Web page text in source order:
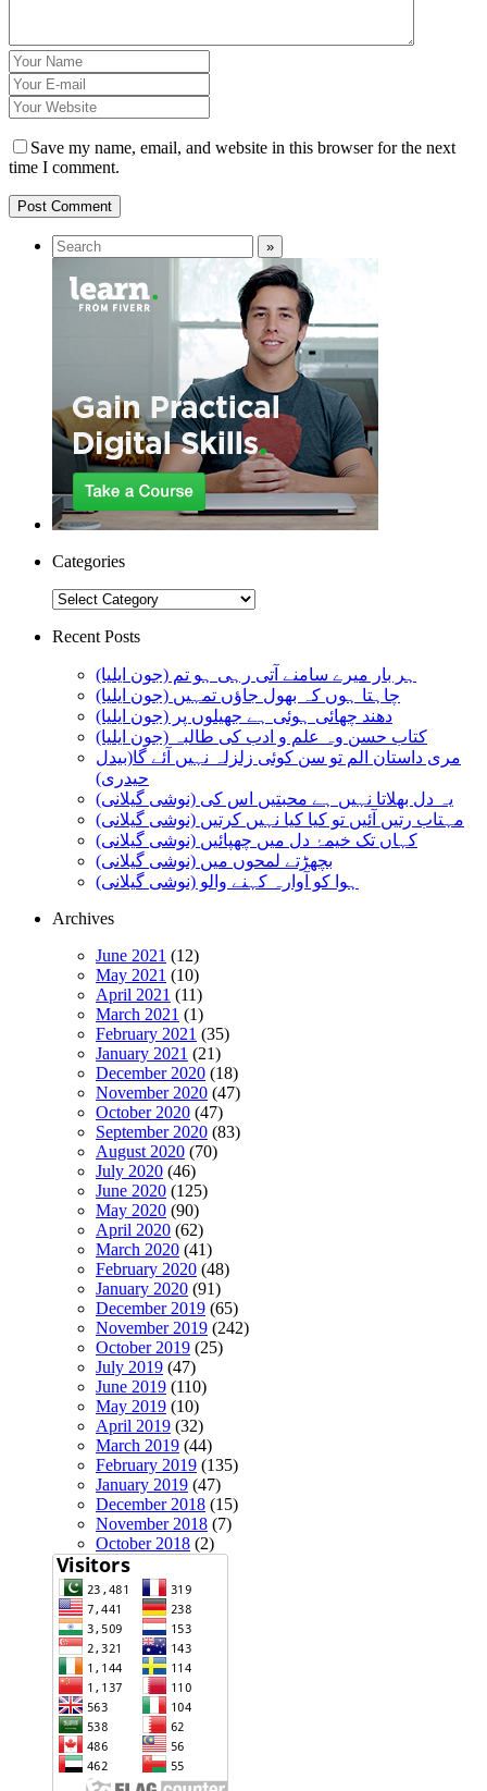
Save my name, email, and website in this browser for the next
time I comment.
Categories
Categories
Recent Posts
ہر بار میرے سامنے آتی رہی ہو تم (جون ایلیا)
چاہتا ہوں کہ بھول جاؤں تمہیں (جون ایلیا)
دھند چھائی ہوئی ہے جھیلوں پر (جون ایلیا)
کتاب حسن وہ علم و ادب کی طالبہ (جون ایلیا)
مری داستان الم تو سن کوئی زلزلہ نہیں آئے گا(بیدل
حیدری)
یہ دل بھلاتا نہیں ہے محبتیں اس کی (نوشی گیلانی)
مہتاب رتیں آئیں تو کیا کیا نہیں کرتیں (نوشی گیلانی)
کہاں تک خیمۂ دل میں چھپائیں (نوشی گیلانی)
بچھڑتے لمحوں میں (نوشی گیلانی)
ہوا کو آوارہ کہنے والو (نوشی گیلانی)
Archives
June 2021 (12)
May 2021 (10)
April 2021 (11)
March 2021 (1)
February 2021 (35)
January 2021 (21)
December 2020 (18)
November 2020 (47)
October 2020 (47)
September 2020 (83)
August 2020 (70)
July 2020 (46)
June 2020 (125)
May 2020 (90)
April 2020 (62)
March 2020 (41)
February 2020 (48)
January 2020 (91)
December 2019 (65)
November 2019 (242)
October 2019 (25)
July 2019 (47)
June 2019 (110)
May 2019 (10)
April 2019 (32)
March 2019 (44)
February 2019 (135)
January 2019 (47)
December 2018 (15)
November 2018 (7)
October 2018 (2)